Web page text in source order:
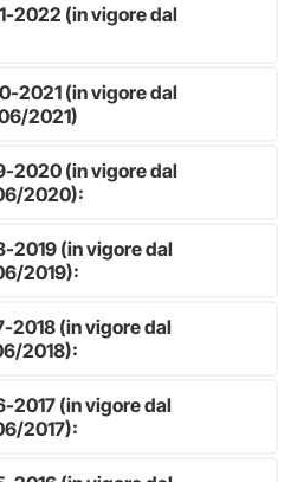
2022 (in vigore dal
2021 (in vigore dal
2021)
2020 (in vigore dal
2020):
2019 (in vigore dal
2019):
2018 (in vigore dal
2018):
2017 (in vigore dal
2017):